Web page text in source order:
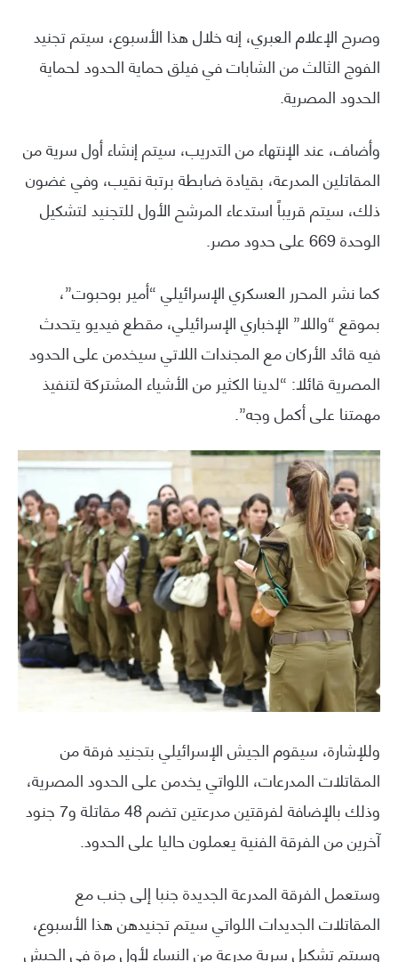
وصرح الإعلام العبري، إنه خلال هذا الأسبوع، سيتم تجنيد
الفوج الثالث من الشابات في فيلق حماية الحدود لحماية
الحدود المصرية.
وأضاف، عند الإنتهاء من التدريب، سيتم إنشاء أول سرية من
المقاتلين المدرعة، بقيادة ضابطة برتبة نقيب، وفي غضون
ذلك، سيتم قريباً استدعاء المرشح الأول للتجنيد لتشكيل
الوحدة 669 على حدود مصر.
كما نشر المحرر العسكري الإسرائيلي “أمير بوحبوت”،
بموقع “واللا” الإخباري الإسرائيلي، مقطع فيديو يتحدث
فيه قائد الأركان مع المجندات اللاتي سيخدمن على الحدود
المصرية قائلا: “لدينا الكثير من الأشياء المشتركة لتنفيذ
مهمتنا على أكمل وجه”.
وللإشارة، سيقوم الجيش الإسرائيلي بتجنيد فرقة من
المقاتلات المدرعات، اللواتي يخدمن على الحدود المصرية،
وذلك بالإضافة لفرقتين مدرعتين تضم 48 مقاتلة و7 جنود
آخرين من الفرقة الفنية يعملون حاليا على الحدود.
وستعمل الفرقة المدرعة الجديدة جنبا إلى جنب مع
المقاتلات الجديدات اللواتي سيتم تجنيدهن هذا الأسبوع،
وسيتم تشكيل سرية مدرعة من النساء لأول مرة في الجيش